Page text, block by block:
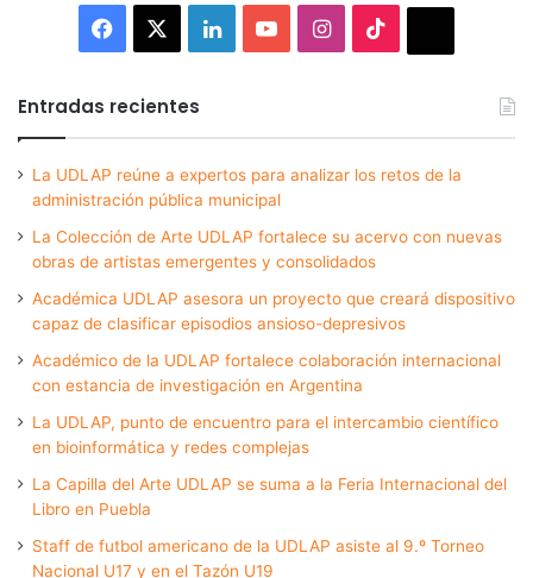
Facebook LinkedInYouTubeInstagram
Entradas recientes
La UDLAP reúne a expertos para analizar los retos de la
administración pública municipal
La Colección de Arte UDLAP fortalece su acervo con nuevas
obras de artistas emergentes y consolidados
Académica UDLAP asesora un proyecto que creará dispositivo
capaz de clasificar episodios ansioso-depresivos
Académico de la UDLAP fortalece colaboración internacional
con estancia de investigación en Argentina
La UDLAP, punto de encuentro para el intercambio científico
en bioinformática y redes complejas
La Capilla del Arte UDLAP se suma a la Feria Internacional del
Libro en Puebla
Staff de futbol americano de la UDLAP asiste al 9.º Torneo
Nacional U17 y en el Tazón U19